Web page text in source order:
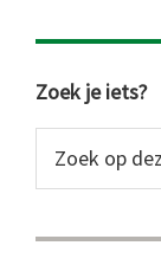
Primaire
Sidebar
Zoek je iets?
op
website